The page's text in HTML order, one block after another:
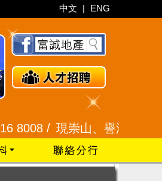
中文 | ENG
現崇山、譽港灣 2345 9926 /